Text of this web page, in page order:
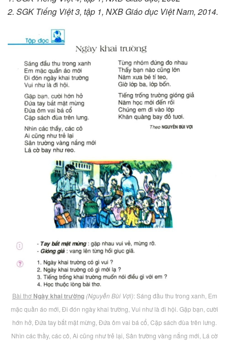
2. SGK Tiếng Việt 3, tập 1, NXB Giáo dục Việt Nam, 2014.
Bài thơ Ngày khai trường (Nguyễn Bùi Vợi): Sáng đầu thu trong xanh, Em
mặc quần áo mới, Đi đón ngày khai trường, Vui như là đi hội. Gặp bạn, cười
hớn hở, Đứa tay bắt mặt mừng, Đứa ôm vai bá cổ, Cặp sách đùa trên lưng.
Nhìn các thầy, các cô, Ai cũng như trẻ lại, Sân trường vàng nắng mới, Lá cờ